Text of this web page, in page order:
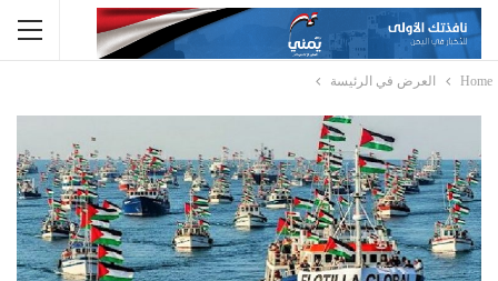
Home العرض في الرئيسة